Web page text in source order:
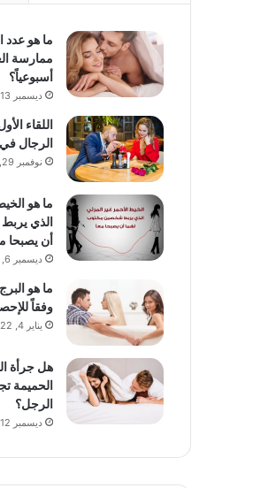
ما هو عدد
ممارسة
أسبوعياً؟
ديسمبر 13, 2021
الرجال في
نوفمبر 29, 2021
ما هو
الذي
أن يصبحا
ديسمبر 6, 2021
ما هو
وفقاً
يناير 4, 2022
هل جرأة
الحميمة
الرجل؟
ديسمبر 12, 2021